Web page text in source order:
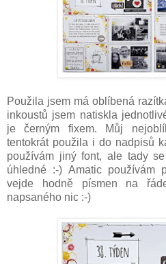
Použila jsem má oblíbená
inkoustů jsem natiskla
je černým fixem. Můj
tentokrát použila i do nadpisů
používám jiný font, ale tady
úhledné :-) Amatic používám
vejde hodně písmen na
napsaného nic :-)